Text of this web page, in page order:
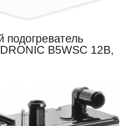
подогреватель
B5WSC 12В,